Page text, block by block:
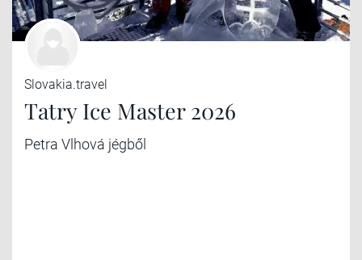
Slovakia.travel
Tatry Ice Master 2026
Petra Vlhová jégből